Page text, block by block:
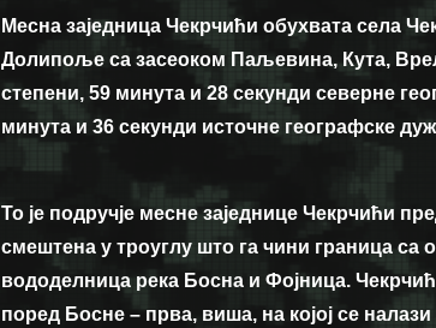
Месна заједница Чекрчићи обухвата села
Долипоље са засеоком Паљевина, Кута,
степени, 59 минута и 28 секунди северне
минута и 36 секунди источне географске
То је подручје месне заједнице Чекрчићи
смештена у троуглу што га чини граница
вододелница река Босна и Фојница.
поред Босне – прва, виша, на којој се